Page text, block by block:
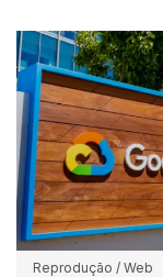
Reprodução / Web